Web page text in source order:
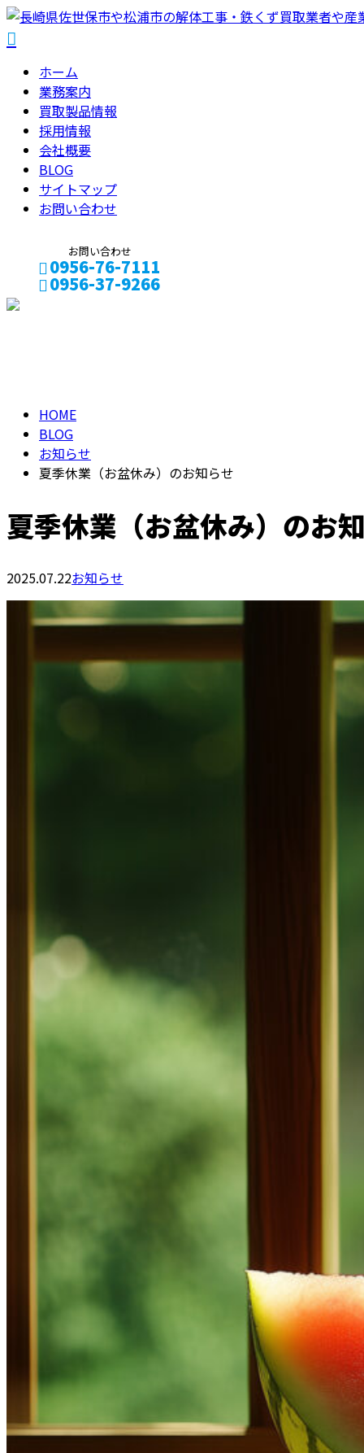
ホーム
業務案内
買取製品情報
採用情報
会社概要
BLOG
サイトマップ
お問い合わせ
お問い合わせ
0956-76-7111
0956-37-9266
HOME
BLOG
お知らせ
夏季休業（お盆休み）のお知らせ
夏季休業（お盆休み）のお
2025.07.22お知らせ